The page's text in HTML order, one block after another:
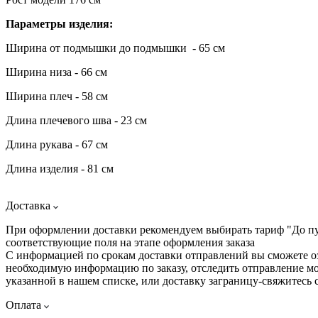
Параметры изделия:
Ширина от подмышки до подмышки - 65 см
Ширина низа - 66 см
Ширина плеч - 58 см
Длина плечевого шва - 23 см
Длина рукава - 67 см
Длина изделия - 81 см
Доставка
При оформлении доставки рекомендуем выбирать тариф "До
соответствующие поля на этапе оформления заказа
С информацией по срокам доставки отправлений вы сможете
необходимую информацию по заказу, отследить отправление
указанной в нашем списке, или доставку заграницу-
Оплата